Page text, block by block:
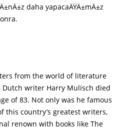
daha yapacaÄŸÄ±mÄ±z
from the world of literature
Dutch writer Harry Mulisch died
of 83. Not only was he famous
this country’s greatest writers,
renown with books like The